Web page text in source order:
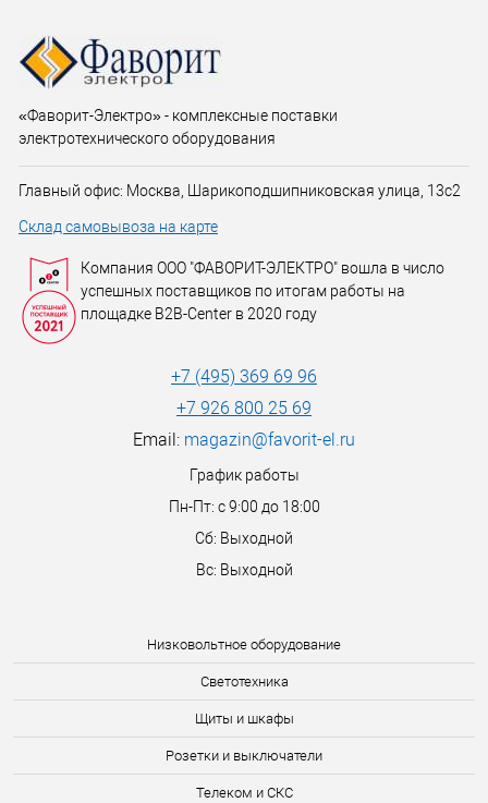
Низковольтное оборудование
Светотехника
Щиты и шкафы
Розетки и выключатели
Телеком и СКС
«Фаворит-Электро» - комплексные поставки
электротехнического оборудования
Главный офис: Москва, Шарикоподшипниковская улица, 13с2
Склад самовывоза на карте
Компания ООО "ФАВОРИТ-ЭЛЕКТРО" вошла в число
успешных поставщиков по итогам работы на
площадке B2B-Center в 2020 году
+7 (495) 369 69 96
+7 926 800 25 69
Email: magazin@favorit-el.ru
График работы
Пн-Пт: с 9:00 до 18:00
Сб: Выходной
Вс: Выходной